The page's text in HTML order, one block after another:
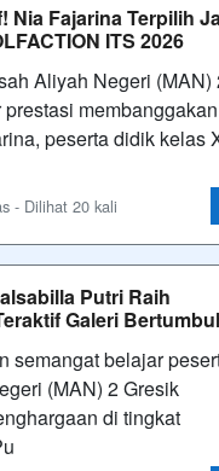
Nia Fajarina Terpilih
ITS 2026
Aliyah Negeri (MAN)
peserta didik kelas
- Dilihat 20 kali
Putri Raih
Galeri
semangat belajar
(MAN) 2 Gresik
di tingkat